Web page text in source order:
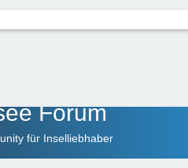
Forum
für Inselliebhaber